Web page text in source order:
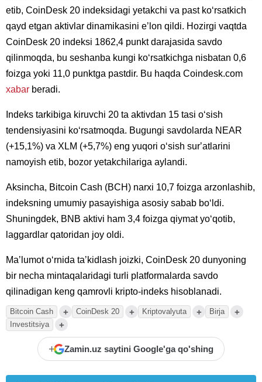
etib, CoinDesk 20 indeksidagi yetakchi va past koʻrsatkich
qayd etgan aktivlar dinamikasini eʼlon qildi. Hozirgi vaqtda
CoinDesk 20 indeksi 1862,4 punkt darajasida savdo
qilinmoqda, bu seshanba kungi koʻrsatkichga nisbatan 0,6
foizga yoki 11,0 punktga pastdir. Bu haqda Coindesk.com
xabar beradi.
Indeks tarkibiga kiruvchi 20 ta aktivdan 15 tasi oʻsish
tendensiyasini koʻrsatmoqda. Bugungi savdolarda NEAR
(+15,1%) va XLM (+5,7%) eng yuqori oʻsish surʼatlarini
namoyish etib, bozor yetakchilariga aylandi.
Aksincha, Bitcoin Cash (BCH) narxi 10,7 foizga arzonlashib,
indeksning umumiy pasayishiga asosiy sabab boʻldi.
Shuningdek, BNB aktivi ham 3,4 foizga qiymat yoʻqotib,
laggardlar qatoridan joy oldi.
Maʼlumot oʻrnida taʼkidlash joizki, CoinDesk 20 dunyoning
bir necha mintaqalaridagi turli platformalarda savdo
qilinadigan keng qamrovli kripto-indeks hisoblanadi.
Bitcoin Cash + CoinDesk 20 + Kriptovalyuta + Birja +
Investitsiya +
+ Zamin.uz saytini Google'ga qo'shing